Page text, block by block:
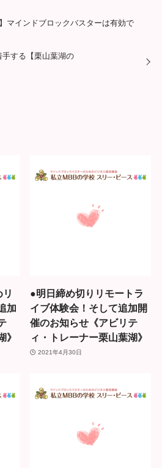
マインドブロックバスターは有効で
する【栗山葉湖の
加
》
●明日締め切りリモートラ
イブ体験会！そして追加開
催のお知らせ《アビリテ
ィ・トレーナー栗山葉湖》
2021年4月30日